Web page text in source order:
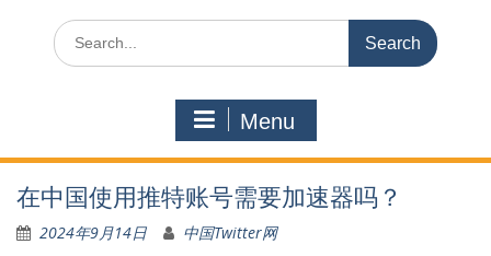
Search
for:
Menu
在中国使用推特账号需要加速器吗？
2024年9月14日 中国Twitter网